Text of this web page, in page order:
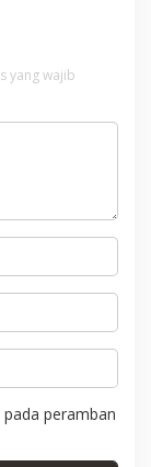
yang wajib
peramban